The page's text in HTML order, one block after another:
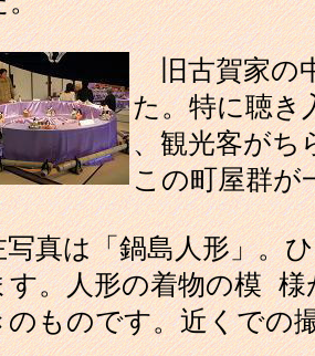
旧古賀家の
た。特に聴き
、観光客がち
この町屋群が
真は「鍋島人形」。
す。人形の着物の模 様
のものです。近くでの